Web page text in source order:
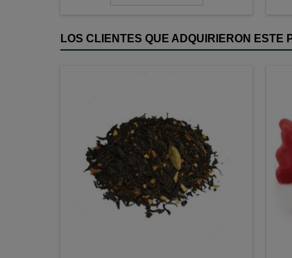
LOS CLIENTES QUE ADQUIRIERON ESTE